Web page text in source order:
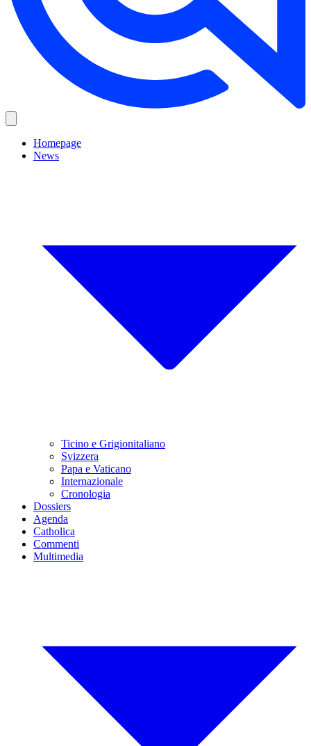
Homepage
News
Ticino e Grigionitaliano
Svizzera
Papa e Vaticano
Internazionale
Cronologia
Dossiers
Agenda
Catholica
Commenti
Multimedia